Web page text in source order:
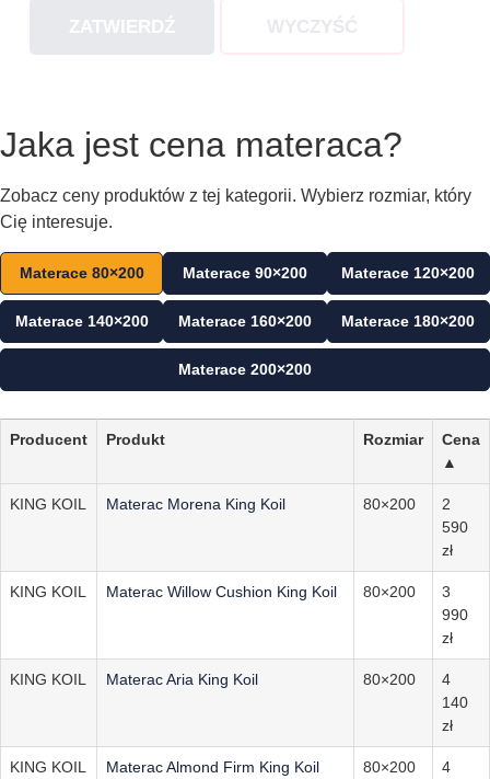
Jaka jest cena materaca?
Zobacz ceny produktów z tej kategorii. Wybierz rozmiar, który
Cię interesuje.
Materace 80×200 Materace 90×200 Materace 120×200
Materace 140×200 Materace 160×200 Materace 180×200
Materace 200×200
Producent Produkt Rozmiar
Cena
▲
KING KOIL Materac Morena King Koil 80×200
2
590
zł
KING KOIL Materac Willow Cushion King Koil 80×200
3
990
zł
KING KOIL Materac Aria King Koil 80×200
4
140
zł
KING KOIL Materac Almond Firm King Koil 80×200
4